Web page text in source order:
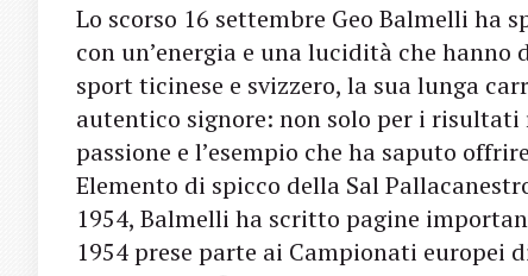
Lo scorso 16 settembre Geo Balmelli ha
con un’energia e una lucidità che
sport ticinese e svizzero, la sua lunga
autentico signore: non solo per i
passione e l’esempio che ha saputo
Elemento di spicco della Sal
1954, Balmelli ha scritto pagine
1954 prese parte ai Campionati europei